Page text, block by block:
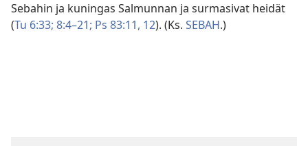
Sebahin ja kuningas Salmunnan ja surmasivat heidät
(Tu 6:33; 8:4–21; Ps 83:11, 12). (Ks. SEBAH.)